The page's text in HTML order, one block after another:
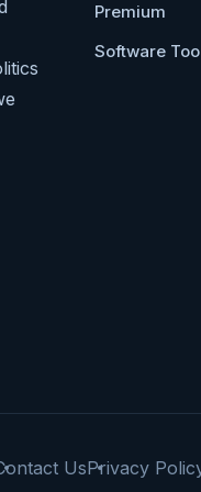
Premium
Software
UsPrivacy